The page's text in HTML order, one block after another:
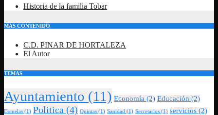
Historia de la familia Tobar
MAS CONTENIDO
C.D. PINAR DE HORTALEZA
El Autor
TEMAS
Ayuntamiento (11) Economía (2) Educación (2)
Escuelas (1) Politica (4) Quintas (1) Sanidad (1) Secretarios (1) servicios (2)